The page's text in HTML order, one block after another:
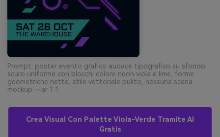
Prompt: poster evento grafico audace tipografico su sfondo
scuro uniforme con blocchi colore neon viola e lime, forme
geometriche nette, stile vettoriale pulito, nessuna scena
mockup --ar 1:1
Crea Visual Con Palette Viola-Verde Tramite AI
Gratis